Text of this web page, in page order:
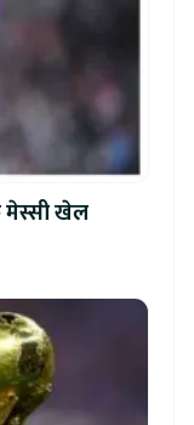
मेस्सी खेल